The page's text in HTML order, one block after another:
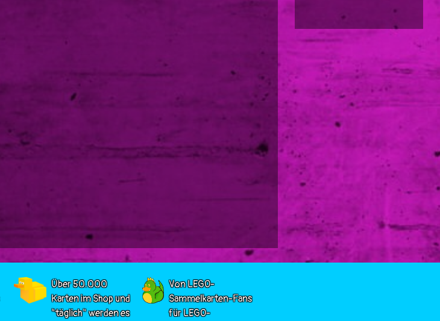
Über 50.000
Karten im Shop und
"täglich" werden es
Von LEGO-
Sammelkarten-Fans
für LEGO-